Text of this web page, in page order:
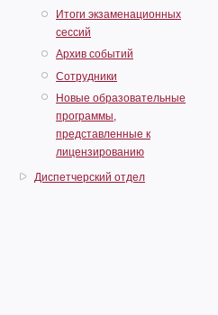
Итоги экзаменационных
сессий
Архив событий
Сотрудники
Новые образовательные
программы,
представленные к
лицензированию
Диспетчерский отдел